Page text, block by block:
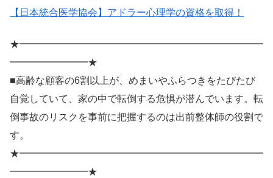
【日本統合医学協会】アドラー心理学の資格を取得！
★━━━━━━━━━━━━━━━━━━━━━━━━━
━━━━━━━━★
■高齢な顧客の6割以上が、めまいやふらつきをたびたび
自覚していて、家の中で転倒する危惧が潜んでいます。転
倒事故のリスクを事前に把握するのは出前整体師の役割で
す。
★━━━━━━━━━━━━━━━━━━━━━━━━━
━━━━━━━━★